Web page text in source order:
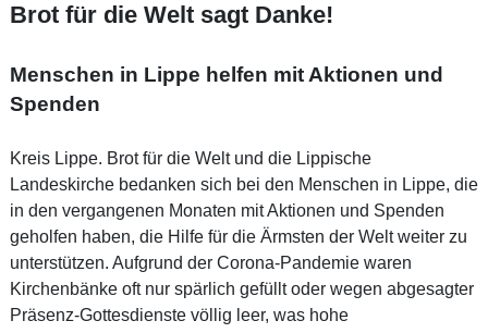
Brot für die Welt sagt Danke!
Menschen in Lippe helfen mit Aktionen und
Spenden
Kreis Lippe. Brot für die Welt und die Lippische
Landeskirche bedanken sich bei den Menschen in Lippe, die
in den vergangenen Monaten mit Aktionen und Spenden
geholfen haben, die Hilfe für die Ärmsten der Welt weiter zu
unterstützen. Aufgrund der Corona-Pandemie waren
Kirchenbänke oft nur spärlich gefüllt oder wegen abgesagter
Präsenz-Gottesdienste völlig leer, was hohe